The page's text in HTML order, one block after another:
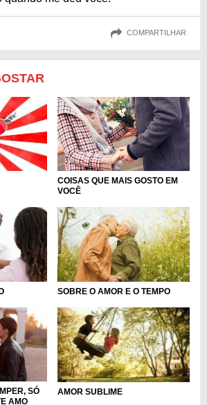
COMPARTILHAR
COISAS QUE MAIS GOSTO EM
VOCÊ
SOBRE O AMOR E O TEMPO
SÓ
AMO
AMOR SUBLIME